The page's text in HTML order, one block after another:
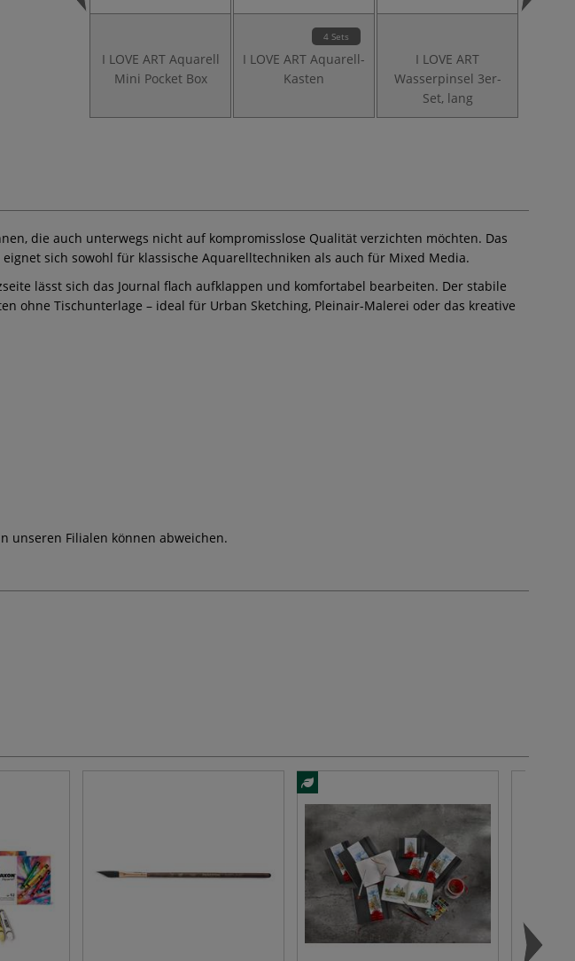
I LOVE ART Aquarell
Mini Pocket Box
4 Sets
I LOVE ART Aquarell-
Kasten
I LOVE ART
Wasserpinsel 3er-
Set, lang
die auch unterwegs nicht auf kompromisslose Qualität verzichten möchten. Das
sich sowohl für klassische Aquarelltechniken als auch für Mixed Media.
lässt sich das Journal flach aufklappen und komfortabel bearbeiten. Der stabile
ohne Tischunterlage – ideal für Urban Sketching, Pleinair-Malerei oder das kreative
unseren Filialen können abweichen.